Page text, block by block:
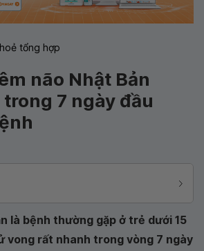
tổng hợp
não Nhật Bản
7 ngày đầu
là bệnh thường gặp ở trẻ dưới 15
vong rất nhanh trong vòng 7 ngày